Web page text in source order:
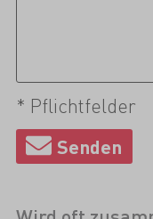
* Pflichtfelder